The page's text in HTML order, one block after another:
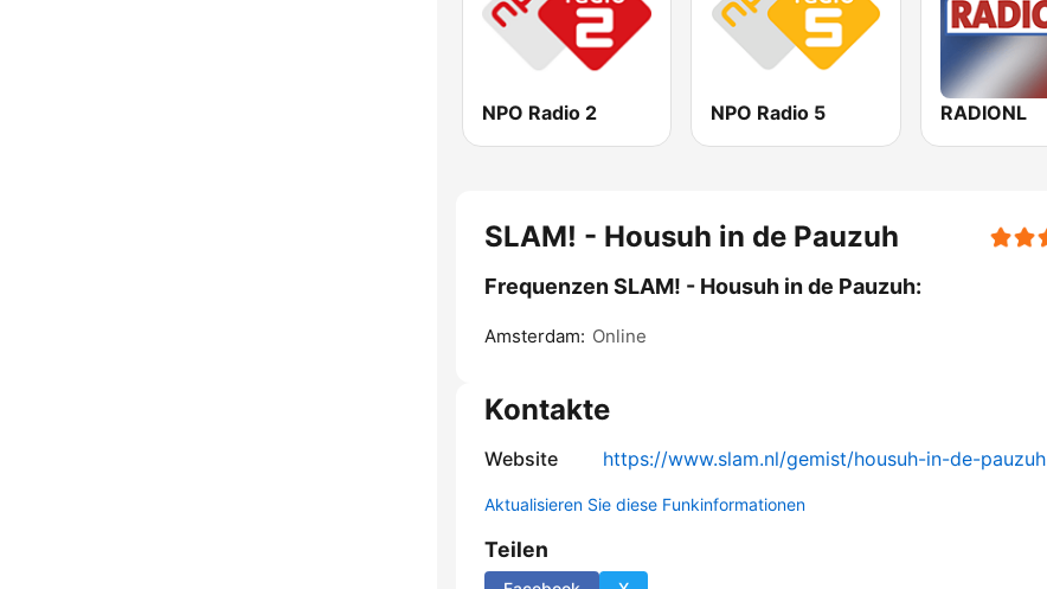
NPO Radio 2 NPO Radio 5 RADIONL
SLAM! - Housuh in de Pauzuh
Frequenzen SLAM! - Housuh in de Pauzuh:
Amsterdam: Online
Kontakte
Website https://www.slam.nl/gemist/housuh-in-de-pauzuh
Aktualisieren Sie diese Funkinformationen
Teilen